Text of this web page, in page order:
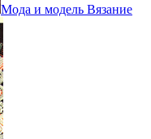
Мода и модель Вязание